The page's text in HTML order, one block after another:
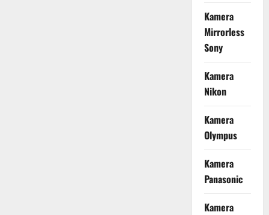
Kamera
Mirrorless
Sony
Kamera
Nikon
Kamera
Olympus
Kamera
Panasonic
Kamera